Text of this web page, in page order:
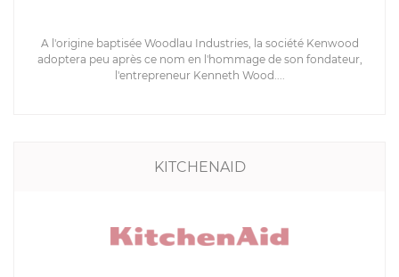
A l'origine baptisée Woodlau Industries, la société Kenwood
adoptera peu après ce nom en l'hommage de son fondateur,
l'entrepreneur Kenneth Wood....
KITCHENAID